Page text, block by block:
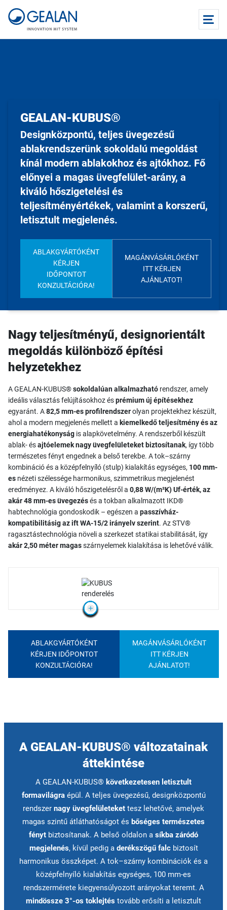
GEALAN-KUBUS®
Designközpontú, teljes üvegezésű
ablakrendszerünk sokoldalú megoldást
kínál modern ablakokhoz és ajtókhoz. Fő
előnyei a magas üvegfelület-arány, a
kiváló hőszigetelési és
teljesítményértékek, valamint a korszerű,
letisztult megjelenés.
ABLAKGYÁRTÓKÉNT
KÉRJEN
IDŐPONTOT
KONZULTÁCIÓRA!
MAGÁNVÁSÁRLÓKÉNT
ITT KÉRJEN
AJÁNLATOT!
Nagy teljesítményű, designorientált
megoldás különböző építési
helyzetekhez
A GEALAN-KUBUS®sokoldalúan alkalmazható rendszer, amely
ideális választás felújításokhoz ésprémium új építésekhez
egyaránt. A82,5 mm-es profilrendszerolyan projektekhez készült,
ahol a modern megjelenés mellett a kiemelkedő teljesítmény és az
energiahatékonyság is alapkövetelmény. A rendszerből készült
ablak- ésajtóelemek nagy üvegfelületeket biztosítanak, így több
természetes fényt engednek a belső terekbe. A tok–szárny
kombináció és a középfelnyíló (stulp) kialakítás egységes, 100 mm-
es nézeti szélessége harmonikus, szimmetrikus megjelenést
eredményez. A kiváló hőszigetelésről a 0,88 W/(m²K) Uf-érték, az
akár 48 mm-es üvegezésés a tokban alkalmazott IKD®
habtechnológia gondoskodik – egészen a passzívház-
kompatibilitásig az ift WA-15/2 irányelv szerint. Az STV®
ragasztástechnológia növeli a szerkezet statikai stabilitását, így
akár 2,50 méter magasszárnyelemek kialakítása is lehetővé válik.
ABLAKGYÁRTÓKÉNT
KÉRJEN IDŐPONTOT
KONZULTÁCIÓRA!
MAGÁNVÁSÁRLÓKÉNT
ITT KÉRJEN
AJÁNLATOT!
A GEALAN-KUBUS® változatainak
áttekintése
A GEALAN-KUBUS® következetesen letisztult
formavilágraépül. A teljes üvegezésű, designközpontú
rendszer nagy üvegfelületeket tesz lehetővé, amelyek
magas szintű átláthatóságot és bőséges természetes
fényt biztosítanak. A belső oldalon a síkba záródó
megjelenés, kívül pedig a derékszögű falcbiztosít
harmonikus összképet. A tok–szárny kombinációk és a
középfelnyíló kialakítás egységes, 100 mm-es
rendszermérete kiegyensúlyozott arányokat teremt. A
mindössze 3°-os toklejtés tovább erősíti a letisztult